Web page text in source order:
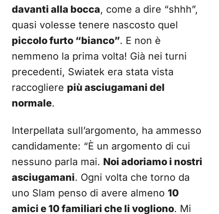
davanti alla bocca, come a dire “shhh”,
quasi volesse tenere nascosto quel
piccolo furto “bianco”. E non è
nemmeno la prima volta! Già nei turni
precedenti, Swiatek era stata vista
raccogliere più asciugamani del
normale.
Interpellata sull’argomento, ha ammesso
candidamente: “È un argomento di cui
nessuno parla mai. Noi adoriamo i nostri
asciugamani. Ogni volta che torno da
uno Slam penso di avere almeno 10
amici e 10 familiari che li vogliono. Mi